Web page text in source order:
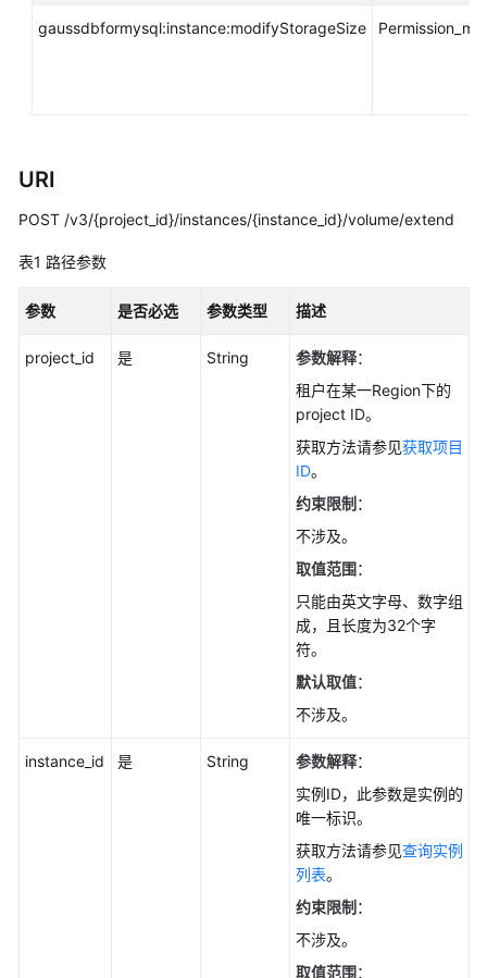
户
实
性
白
书
何
gaussdbformysql:instance:modifyStorageSize
URI
POST /v3/{project_id}/instances/{instance_id}/volume/extend
表1 路径参数
参数 是否必选 参数类型 描述
project_id 是 String 参数解释：
租户在某一Region下的
project ID。
获取方法请参见获取项目
ID。
约束限制 ：
不涉及。
取值范围：
只能由英文字母、数字组
成，且长度为32个字
符。
默认取值：
不涉及。
instance_id 是 String 参数解释：
实例ID，此参数是实例的
唯一标识。
获取方法请参见查询实例
列表。
约束限制 ：
不涉及。
取值范围：